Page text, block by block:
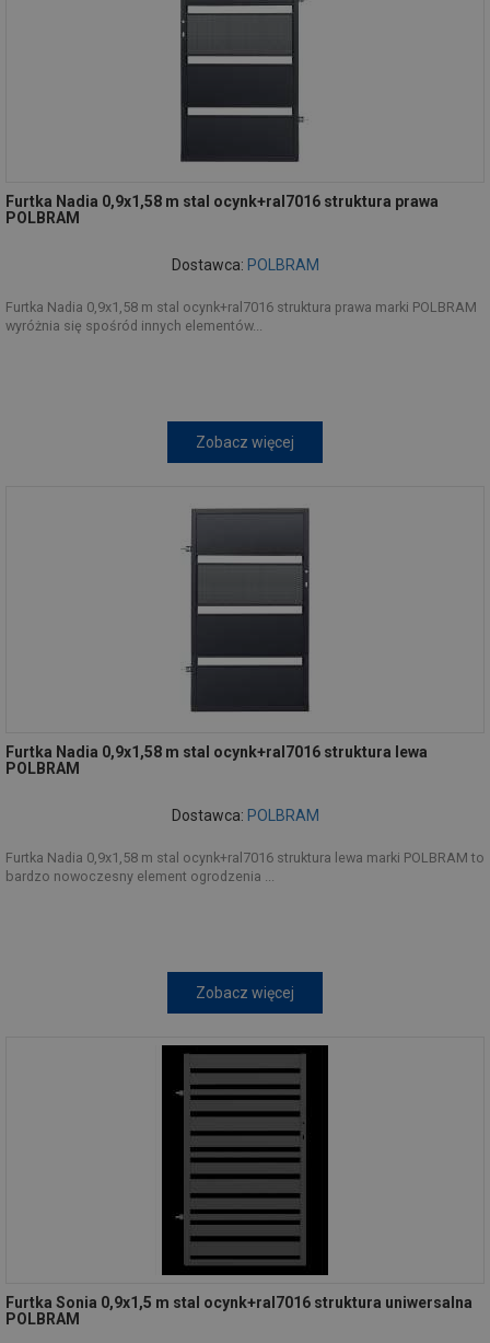
Furtka Nadia 0,9x1,58 m stal ocynk+ral7016 struktura prawa
POLBRAM
Dostawca: POLBRAM
Furtka Nadia 0,9x1,58 m stal ocynk+ral7016 struktura prawa marki POLBRAM
wyróżnia się spośród innych elementów...
Zobacz więcej
Furtka Nadia 0,9x1,58 m stal ocynk+ral7016 struktura lewa
POLBRAM
Dostawca: POLBRAM
Furtka Nadia 0,9x1,58 m stal ocynk+ral7016 struktura lewa marki POLBRAM to
bardzo nowoczesny element ogrodzenia ...
Zobacz więcej
Furtka Sonia 0,9x1,5 m stal ocynk+ral7016 struktura uniwersalna
POLBRAM